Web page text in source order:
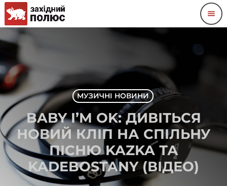
menu
МУЗИЧНІ НОВИНИ
BABY I’M OK: ДИВІТЬСЯ
НОВИЙ КЛІП НА СПІЛЬНУ
ПІСНЮ KAZKA ТА
KADEBOSTANY (ВІДЕО)